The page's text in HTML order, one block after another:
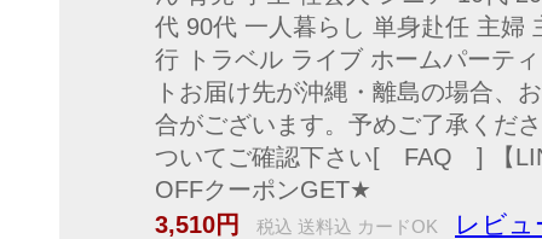
代 90代 一人暮らし 単身赴任 主婦
行 トラベル ライブ ホームパーテ
トお届け先が沖縄・離島の場合、
合がございます。予めご了承くだ
ついてご確認下さい[ FAQ ] 【
OFFクーポンGET★
3,510円
税込 送料込 カードOK
レビュ